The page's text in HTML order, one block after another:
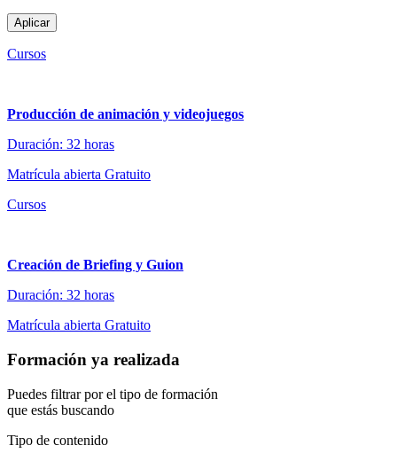
Cursos
Producción de animación y videojuegos
Duración: 32 horas
Matrícula abierta Gratuito
Cursos
Creación de Briefing y Guion
Duración: 32 horas
Matrícula abierta Gratuito
Formación ya realizada
Puedes filtrar por el tipo de formación
que estás buscando
Tipo de contenido